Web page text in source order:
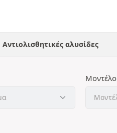
Αντιολισθητικές αλυσίδες
Μοντέλο